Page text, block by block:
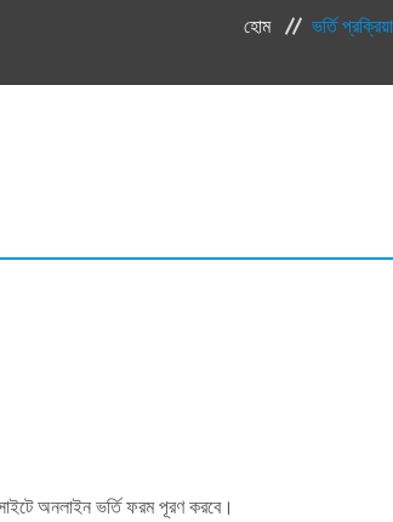
হোম ভর্তি প্রক্রিয়া
সাইটে অনলাইন ভর্তি ফরম পূরণ করবে।